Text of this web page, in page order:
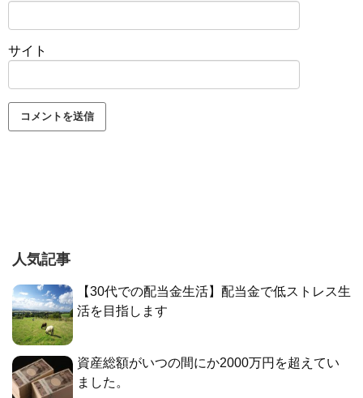
サイト
人気記事
【30代での配当金生活】配当金で低ストレス生
活を目指します
資産総額がいつの間にか2000万円を超えてい
ました。